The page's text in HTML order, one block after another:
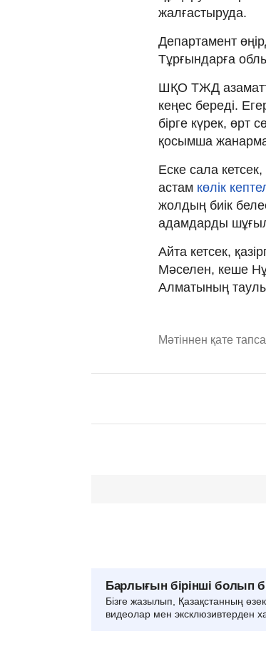
жалғастыруда.
Департамент
Тұрғындарға
ШҚО ТЖД
кеңес береді.
бірге күрек, өрт
қосымша
Еске сала
астам көлік
жолдың биік
адамдарды шұғыл
Айта кетсек,
Мәселен, кеше
Алматының
Мәтіннен қате
Барлығын бірінші болып
Бізге жазылып, Қазақстанның
видеолар мен эксклюзивтерден